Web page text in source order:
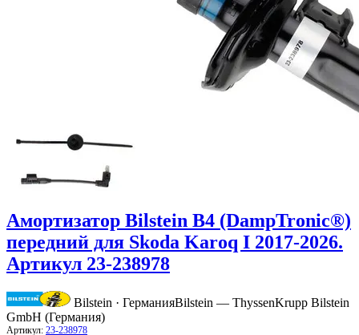
Амортизатор Bilstein B4 (DampTronic®)
передний для Skoda Karoq I 2017-2026.
Артикул 23-238978
Bilstein · ГерманияBilstein — ThyssenKrupp Bilstein
GmbH (Германия)
Артикул: 23-238978